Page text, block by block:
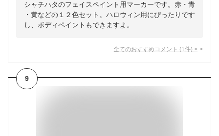
シャチハタのフェイスペイント用マーカーです。赤・青
・黄などの１２色セット。ハロウィン用にぴったりです
し、ボディペイントもできますよ。
全てのおすすめコメント (1 件) >
9